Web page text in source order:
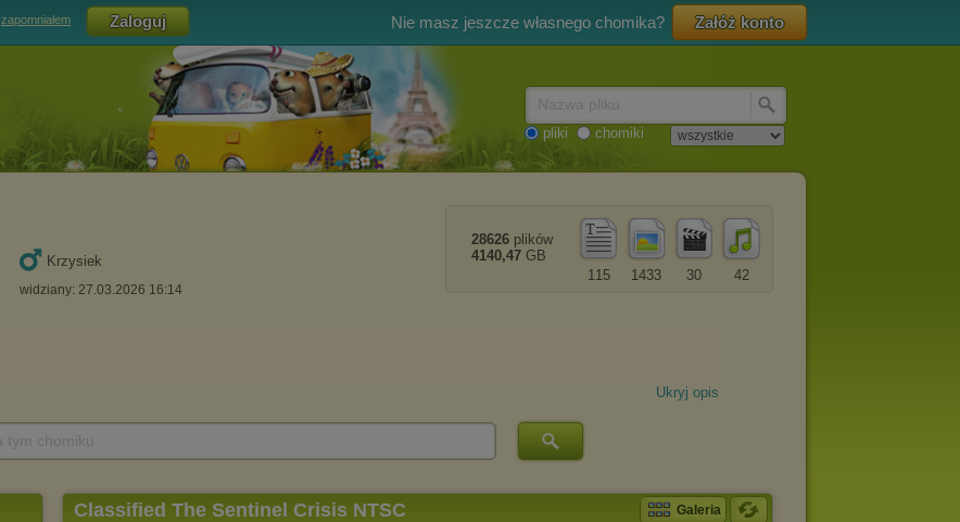
zapomniałem Nie masz jeszcze własnego chomika? Załóż konto
pliki chomiki
Krzysiek
widziany: 27.03.2026 16:14
42
30
1433
115
28626 plików
4140,47 GB
Ukryj opis
Classified The Sentinel Crisis NTSC Galeria